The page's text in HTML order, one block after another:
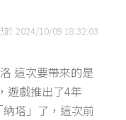
於 2024/10/09 18:32:03
這次要帶來的是
遊戲推出了4年
塔」了，這次前